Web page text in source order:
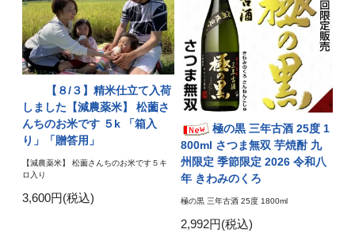
【８/３】精米仕立て入荷
しました【減農薬米】 松薗さ
んちのお米です ５k 「箱入
り」「贈答用」
【減農薬米】 松薗さんちのお米です５キ
ロ入り
3,600円(税込)
極の黒 三年古酒 25度 1
800ml さつま無双 芋焼酎 九
州限定 季節限定 2026 令和八
年 きわみのくろ
極の黒 三年古酒 25度 1800ml
2,992円(税込)